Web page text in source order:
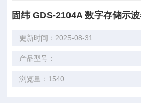
固纬 GDS-2104A 数字存储示
更新时间：2025-08-31
产品型号：
浏览量：1540